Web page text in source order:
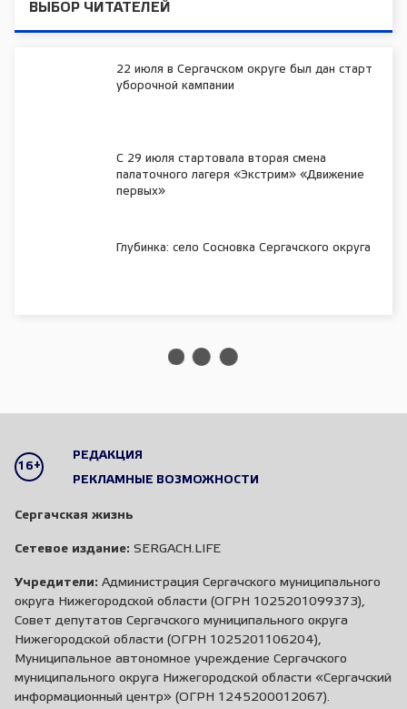
ВЫБОР ЧИТАТЕЛЕЙ
22 июля в Сергачском округе был дан старт
уборочной кампании
С 29 июля стартовала вторая смена
палаточного лагеря «Экстрим» «Движение
первых»
Глубинка: село Сосновка Сергачского округа
16+
РЕДАКЦИЯ
РЕКЛАМНЫЕ ВОЗМОЖНОСТИ
Сергачская жизнь
Сетевое издание: SERGACH.LIFE
Учредители: Администрация Сергачского муниципального
округа Нижегородской области (ОГРН 1025201099373),
Совет депутатов Сергачского муниципального округа
Нижегородской области (ОГРН 1025201106204),
Муниципальное автономное учреждение Сергачского
муниципального округа Нижегородской области «Сергачский
информационный центр» (ОГРН 1245200012067).